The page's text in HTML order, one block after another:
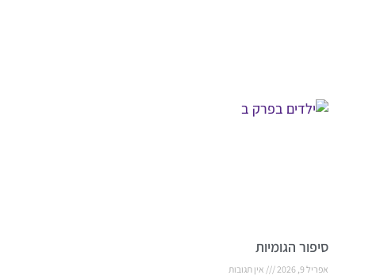
סיפור הגומיות
אפריל 9, 2026 אין תגובות